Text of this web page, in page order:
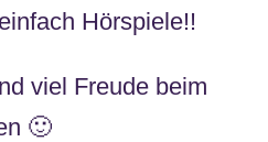
Hörspiele!!
viel Freude beim
🙂